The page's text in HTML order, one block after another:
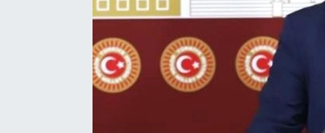
KÖŞE YAZILARI (Arşiv)
KÜLTÜR SANAT
MAGAZİN